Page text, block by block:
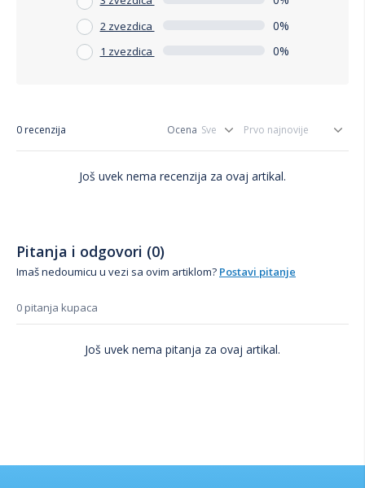
2 zvezdica 0%
1 zvezdica 0%
0 recenzija Ocena
Još uvek nema recenzija za ovaj artikal.
Pitanja i odgovori (0)
Imaš nedoumicu u vezi sa ovim artiklom? Postavi pitanje
0 pitanja kupaca
Još uvek nema pitanja za ovaj artikal.